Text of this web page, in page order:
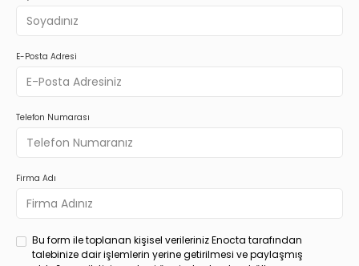
E-Posta Adresi
Telefon Numarası
Firma Adı
Bu form ile toplanan kişisel verileriniz Enocta tarafından
talebinize dair işlemlerin yerine getirilmesi ve paylaşmış